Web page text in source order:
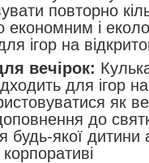
повторно
економним і
ігор на
вечірок:
для ігор на
як
до
будь-якої дитини